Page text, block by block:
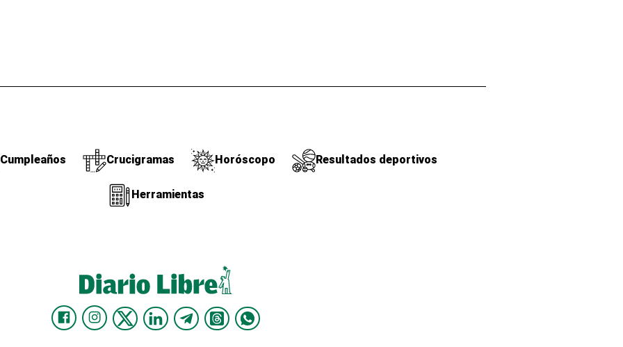
Cumpleaños Crucigramas Horóscopo Resultados deportivos
Herramientas